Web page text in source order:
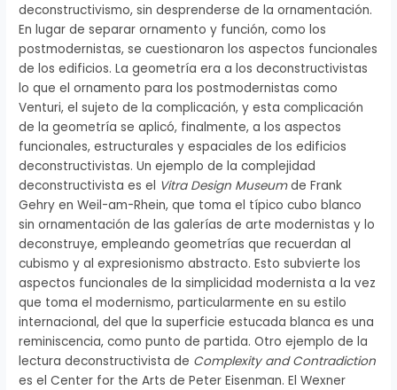
deconstructivismo, sin desprenderse de la ornamentación.
En lugar de separar ornamento y función, como los
postmodernistas, se cuestionaron los aspectos funcionales
de los edificios. La geometría era a los deconstructivistas
lo que el ornamento para los postmodernistas como
Venturi, el sujeto de la complicación, y esta complicación
de la geometría se aplicó, finalmente, a los aspectos
funcionales, estructurales y espaciales de los edificios
deconstructivistas. Un ejemplo de la complejidad
deconstructivista es el Vitra Design Museumde Frank
Gehry en Weil-am-Rhein, que toma el típico cubo blanco
sin ornamentación de las galerías de arte modernistas y lo
deconstruye, empleando geometrías que recuerdan al
cubismo y al expresionismo abstracto. Esto subvierte los
aspectos funcionales de la simplicidad modernista a la vez
que toma el modernismo, particularmente en su estilo
internacional, del que la superficie estucada blanca es una
reminiscencia, como punto de partida. Otro ejemplo de la
lectura deconstructivista de Complexity and Contradiction
es el Center for the Arts de Peter Eisenman. El Wexner